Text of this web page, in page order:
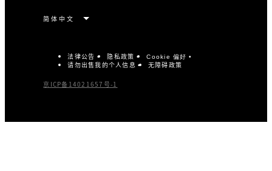
法律公告 隐私政策 Cookie 偏好
请勿出售我的个人信息 无障碍政策
京ICP备14021657号-1